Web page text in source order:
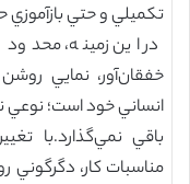
تكميلي و حتي
در اين زمينه،
خفقان‌آور، نمايي
انساني خود است؛ نوعي
باقي نمي‌گذارد.با
مناسبات كار، دگرگوني